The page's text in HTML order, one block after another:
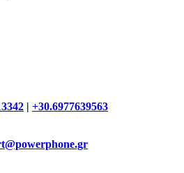
| +30.6977639563